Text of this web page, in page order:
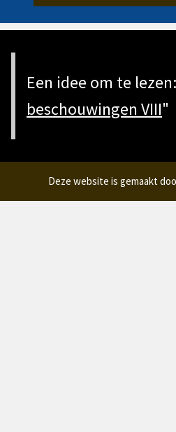
Een idee om te
beschouwingen VIII"
Deze website is gemaakt